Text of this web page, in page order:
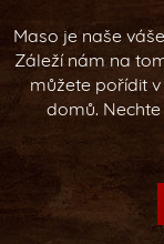
Maso je naše
Záleží nám na
můžete pořídit
domů.